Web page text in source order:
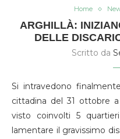
Home
ARGHILLÀ:
DELLE
Scritto da
Si intravedono
cittadina del 31 ottobre
visto coinvolti 5
lamentare il gravissimo